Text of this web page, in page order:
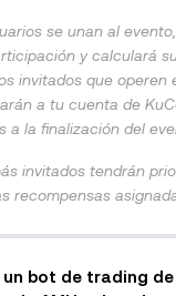
se unan al
y calculará
invitados que operen
a tu cuenta de
a la finalización del
invitados tendrán
recompensas
bot de trading de